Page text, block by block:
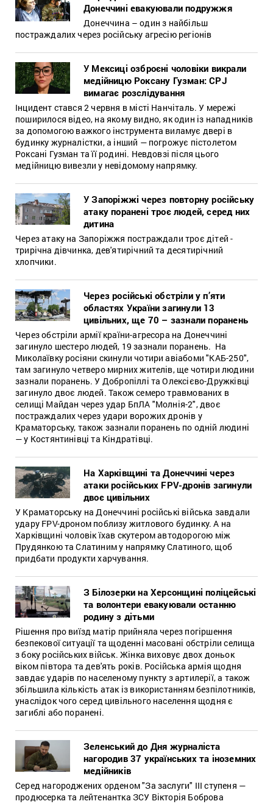
Донеччині евакуювали подружжя
Донеччина – один з найбільш
постраждалих через російську агресію регіонів
У Мексиці озброєні чоловіки викрали
медійницю Роксану Гузман: CPJ
вимагає розслідування
Інцидент стався 2 червня в місті Нанчіталь. У мережі
поширилося відео, на якому видно, як один із нападників
за допомогою важкого інструмента виламує двері в
будинку журналістки, а інший — погрожує пістолетом
Роксані Гузман та її родині. Невдовзі після цього
медійницю вивезли у невідомому напрямку.
У Запоріжжі через повторну російську
атаку поранені троє людей, серед них
дитина
Через атаку на Запоріжжя постраждали троє дітей -
трирічна дівчинка, дев'ятирічний та десятирічний
хлопчики.
Через російські обстріли у п’яти
областях України загинули 13
цивільних, ще 70 – зазнали поранень
Через обстріли армії країни-агресора на Донеччині
загинуло шестеро людей, 19 зазнали поранень. На
Миколаївку росіяни скинули чотири авіабоми "КАБ-250",
там загинуло четверо мирних жителів, ще чотири людини
зазнали поранень. У Добропіллі та Олексієво-Дружківці
загинуло двоє людей. Також семеро травмованих в
селищі Майдан через удар БпЛА "Молнія-2", двоє
постраждалих через удари ворожих дронів у
Краматорську, також зазнали поранень по одній людині
— у Костянтинівці та Кіндратівці.
На Харківщині та Донеччині через
атаки російських FPV-дронів загинули
двоє цивільних
У Краматорську на Донеччині російські війська завдали
удару FPV-дроном поблизу житлового будинку. А на
Харківщині чоловік їхав скутером автодорогою між
Прудянкою та Слатиним у напрямку Слатиного, щоб
придбати продукти харчування.
З Білозерки на Херсонщині поліцейські
та волонтери евакуювали останню
родину з дітьми
Рішення про виїзд матір прийняла через погіршення
безпекової ситуації та щоденні масовані обстріли селища
з боку російських військ. Жінка виховує двох доньок
віком півтора та дев'ять років. Російська армія щодня
завдає ударів по населеному пункту з артилерії, а також
збільшила кількість атак із використанням безпілотників,
унаслідок чого серед цивільного населення щодня є
загиблі або поранені.
Зеленський до Дня журналіста
нагородив 37 українських та іноземних
медійників
Серед нагороджених орденом "За заслуги" ІІІ ступеня —
продюсерка та лейтенантка ЗСУ Вікторія Боброва